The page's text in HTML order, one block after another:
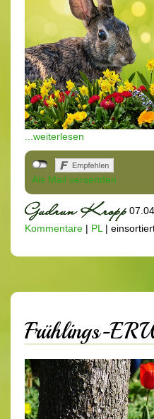
...weiterlesen
Als Mail versenden
Kommentare | PL |
Frühlings-